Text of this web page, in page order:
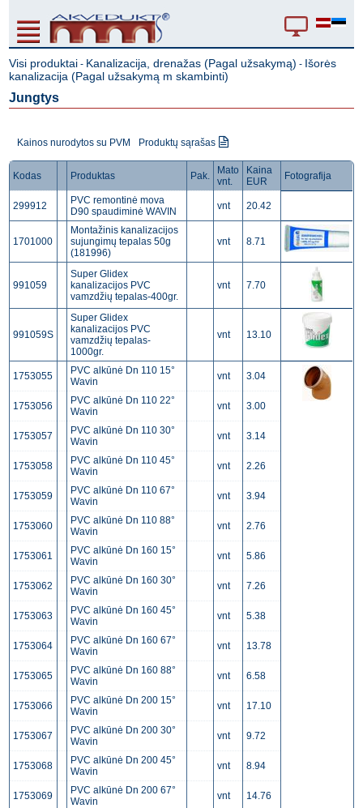
Visi produktai - Kanalizacija, drenažas (Pagal užsakymą) - Išorės
kanalizacija (Pagal užsakymą m skambinti)
Jungtys
Kainos nurodytos su PVM Produktų sąrašas
Kodas Produktas Pak.
Mato
vnt.
Kaina
EUR
Fotografija
299912
PVC remontinė mova
D90 spaudiminė WAVIN
vnt 20.42
1701000
Montažinis kanalizacijos
sujungimų tepalas 50g
(181996)
vnt 8.71
991059
Super Glidex
kanalizacijos PVC
vamzdžių tepalas-400gr.
vnt 7.70
991059S
Super Glidex
kanalizacijos PVC
vamzdžių tepalas-
1000gr.
vnt 13.10
1753055
PVC alkūnė Dn 110 15°
Wavin
vnt 3.04
1753056
PVC alkūnė Dn 110 22°
Wavin
vnt 3.00
1753057
PVC alkūnė Dn 110 30°
Wavin
vnt 3.14
1753058
PVC alkūnė Dn 110 45°
Wavin
vnt 2.26
1753059
PVC alkūnė Dn 110 67°
Wavin
vnt 3.94
1753060
PVC alkūnė Dn 110 88°
Wavin
vnt 2.76
1753061
PVC alkūnė Dn 160 15°
Wavin
vnt 5.86
1753062
PVC alkūnė Dn 160 30°
Wavin
vnt 7.26
1753063
PVC alkūnė Dn 160 45°
Wavin
vnt 5.38
1753064
PVC alkūnė Dn 160 67°
Wavin
vnt 13.78
1753065
PVC alkūnė Dn 160 88°
Wavin
vnt 6.58
1753066
PVC alkūnė Dn 200 15°
Wavin
vnt 17.10
1753067
PVC alkūnė Dn 200 30°
Wavin
vnt 9.72
1753068
PVC alkūnė Dn 200 45°
Wavin
vnt 8.94
1753069
PVC alkūnė Dn 200 67°
Wavin
vnt 14.76